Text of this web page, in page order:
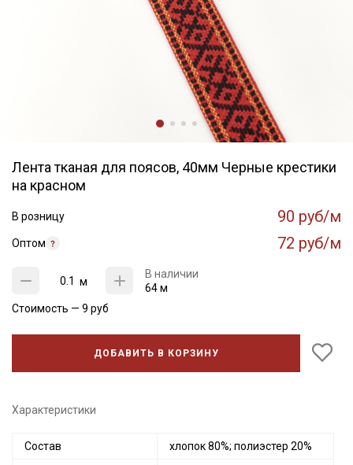
Лента тканая для поясов, 40мм Черные крестики
на красном
В розницу 90 руб/м
Оптом 72 руб/м
м
В наличии
64 м
Стоимость — 9 руб
ДОБАВИТЬ В КОРЗИНУ
Характеристики
Состав хлопок 80%; полиэстер 20%